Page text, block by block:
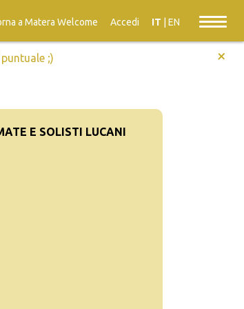
a Matera Welcome Accedi IT EN
;) +
E SOLISTI LUCANI